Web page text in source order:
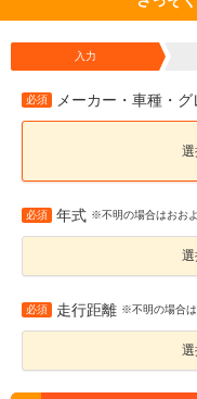
入力
必須 メーカー・車種・グ
必須 年式 ※不明の場合はおお
必須 走行距離 ※不明の場合